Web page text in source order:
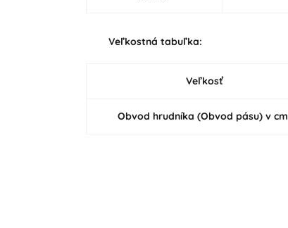
Veľkostná tabuľka:
Veľkosť
Obvod hrudníka (Obvod pásu) v cm